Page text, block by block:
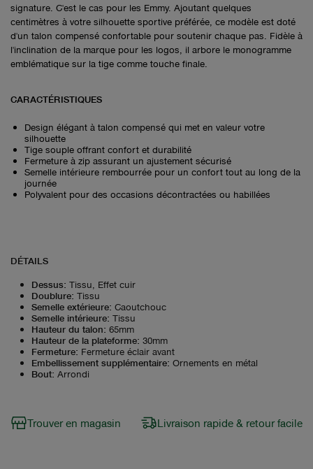
signature. C'est le cas pour les Emmy. Ajoutant quelques
centimètres à votre silhouette sportive préférée, ce modèle est doté
d'un talon compensé confortable pour soutenir chaque pas. Fidèle à
l'inclination de la marque pour les logos, il arbore le monogramme
emblématique sur la tige comme touche finale.
CARACTÉRISTIQUES
Design élégant à talon compensé qui met en valeur votre
silhouette
Tige souple offrant confort et durabilité
Fermeture à zip assurant un ajustement sécurisé
Semelle intérieure rembourrée pour un confort tout au long de la
journée
Polyvalent pour des occasions décontractées ou habillées
DÉTAILS
Dessus: Tissu, Effet cuir
Doublure: Tissu
Semelle extérieure: Caoutchouc
Semelle intérieure: Tissu
Hauteur du talon: 65mm
Hauteur de la plateforme: 30mm
Fermeture: Fermeture éclair avant
Embellissement supplémentaire: Ornements en métal
Bout: Arrondi
Trouver en magasin Livraison rapide & retour facile